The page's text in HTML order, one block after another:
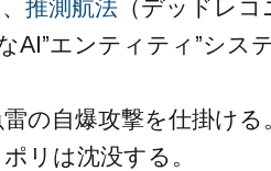
推測航法 （デッドレ
AI”エンティティ”シス
の自爆攻撃を仕掛ける
リは沈没する。